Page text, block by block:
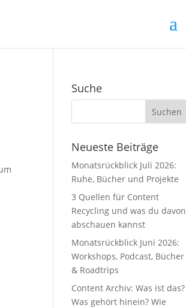
Suche
Neueste Beiträge
Monatsrückblick Juli 2026:
Ruhe, Bücher und Projekte
3 Quellen für Content
Recycling und was du davon
abschauen kannst
Monatsrückblick Juni 2026:
Workshops, Podcast, Bücher
& Roadtrips
Content Archiv: Was ist das?
Was gehört hinein? Wie